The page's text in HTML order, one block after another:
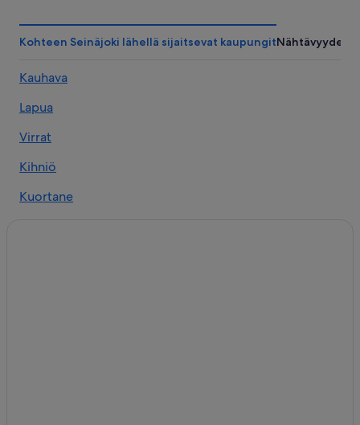
Kohteen Seinäjoki lähellä sijaitsevat kaupungitNähtävyydet
Kauhava
Lapua
Virrat
Kihniö
Kuortane